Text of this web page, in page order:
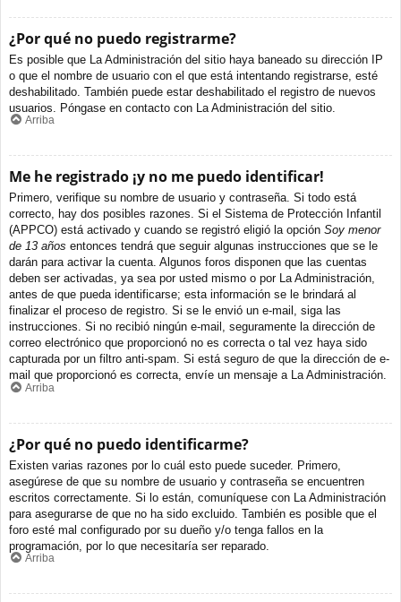
¿Por qué no puedo registrarme?
Es posible que La Administración del sitio haya baneado su dirección IP
o que el nombre de usuario con el que está intentando registrarse, esté
deshabilitado. También puede estar deshabilitado el registro de nuevos
usuarios. Póngase en contacto con La Administración del sitio.
Arriba
Me he registrado ¡y no me puedo identificar!
Primero, verifique su nombre de usuario y contraseña. Si todo está
correcto, hay dos posibles razones. Si el Sistema de Protección Infantil
(APPCO) está activado y cuando se registró eligió la opción Soy menor
de 13 años entonces tendrá que seguir algunas instrucciones que se le
darán para activar la cuenta. Algunos foros disponen que las cuentas
deben ser activadas, ya sea por usted mismo o por La Administración,
antes de que pueda identificarse; esta información se le brindará al
finalizar el proceso de registro. Si se le envió un e-mail, siga las
instrucciones. Si no recibió ningún e-mail, seguramente la dirección de
correo electrónico que proporcionó no es correcta o tal vez haya sido
capturada por un filtro anti-spam. Si está seguro de que la dirección de e-
mail que proporcionó es correcta, envíe un mensaje a La Administración.
Arriba
¿Por qué no puedo identificarme?
Existen varias razones por lo cuál esto puede suceder. Primero,
asegúrese de que su nombre de usuario y contraseña se encuentren
escritos correctamente. Si lo están, comuníquese con La Administración
para asegurarse de que no ha sido excluido. También es posible que el
foro esté mal configurado por su dueño y/o tenga fallos en la
programación, por lo que necesitaría ser reparado.
Arriba